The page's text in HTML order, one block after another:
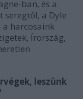
ban, és a
a Dyle
a harcosaink
Írország,
leszünk